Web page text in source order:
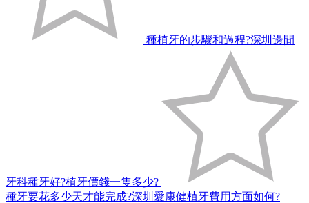
種植牙的步驟和過程?深圳邊間
牙科種牙好?植牙價錢一隻多少?
種牙要花多少天才能完成?深圳愛康健植牙費用方面如何?